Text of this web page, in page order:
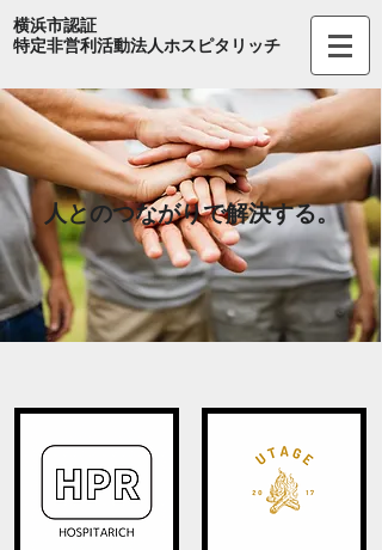
​横浜市認証
​特定非営利活動法人ホスピタリッチ
人とのつながりで解決する。